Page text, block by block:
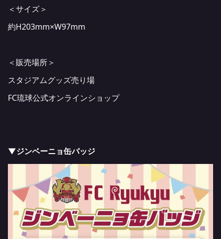
＜サイズ＞
約H203mm×W97mm
＜販売場所＞
スタジアムグッズ売り場
FC琉球公式オンラインショップ
▼ジンベーニョ缶バッジ